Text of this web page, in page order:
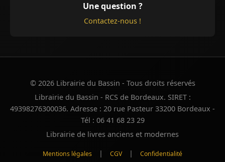
Une question ?
Contactez-nous !
© 2026 Librairie du Bassin - Tous droits réservés
Librairie du Bassin - RCS de Bordeaux. SIRET :
49398276300036. Adresse : 20 rue Pasteur 33200 Bordeaux -
Tél : 06 41 68 23 29
Librairie de livres anciens et modernes
Mentions légales | CGV | Confidentialité